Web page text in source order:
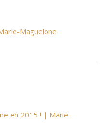
Maguelone
en 2015 ! | Marie-